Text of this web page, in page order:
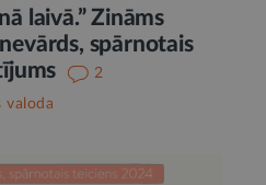
laivā.” Zināms
spārnotais
2
valoda